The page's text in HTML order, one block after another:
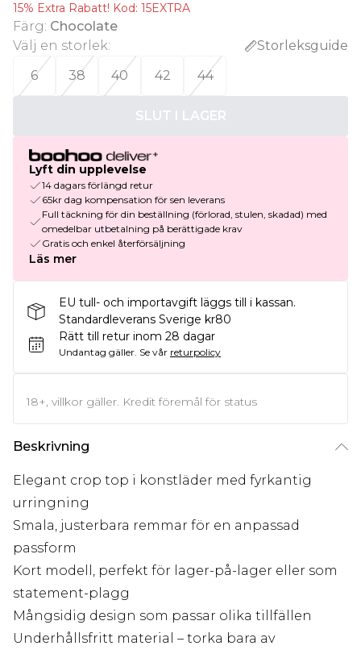
15% Extra Rabatt! Kod: 15EXTRA
Färg: Chocolate
Välj en storlek:
Storleksguide
6
38 40 42 44
SLUT I LAGER
Lyft din upplevelse
14 dagars förlängd retur
65kr dag kompensation för sen leverans
Full täckning för din beställning (förlorad, stulen, skadad) med
omedelbar utbetalning på berättigade krav
Gratis och enkel återförsäljning
Läs mer
EU tull- och importavgift läggs till i kassan.
Standardleverans Sverige kr80
Rätt till retur inom 28 dagar
Undantag gäller. Se vår returpolicy
18+, villkor gäller. Kredit föremål för status
Beskrivning
Elegant crop top i konstläder med fyrkantig
urringning
Smala, justerbara remmar för en anpassad
passform
Kort modell, perfekt för lager-på-lager eller som
statement-plagg
Mångsidig design som passar olika tillfällen
Underhållsfritt material – torka bara av